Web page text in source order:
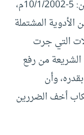
21-26/10/1422هـ الــذي يوافقه من: 5-10/1/2002م،
المشتملة
التي جرت
من رفع
وأن
أخف الضررين